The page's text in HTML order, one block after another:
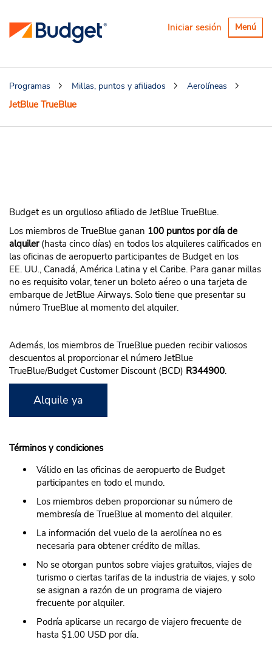
Alternar
Menú
Iniciar sesión
Programas Millas, puntos y afiliados Aerolíneas
JetBlue TrueBlue
Budget es un orgulloso afiliado de JetBlue TrueBlue.
Los miembros de TrueBlue ganan 100 puntos por día de
alquiler(hasta cinco días) en todos los alquileres calificados en
las oficinas de aeropuerto participantes de Budget en los
EE. UU., Canadá, América Latina y el Caribe. Para ganar millas
no es requisito volar, tener un boleto aéreo o una tarjeta de
embarque de JetBlue Airways. Solo tiene que presentar su
número TrueBlue al momento del alquiler.
Además, los miembros de TrueBlue pueden recibir valiosos
descuentos al proporcionar el número JetBlue
TrueBlue/Budget Customer Discount (BCD) R344900.
Alquile ya
Términos y condiciones
Válido en las oficinas de aeropuerto de Budget
participantes en todo el mundo.
Los miembros deben proporcionar su número de
membresía de TrueBlue al momento del alquiler.
La información del vuelo de la aerolínea no es
necesaria para obtener crédito de millas.
No se otorgan puntos sobre viajes gratuitos, viajes de
turismo o ciertas tarifas de la industria de viajes, y solo
se asignan a razón de un programa de viajero
frecuente por alquiler.
Podría aplicarse un recargo de viajero frecuente de
hasta $1.00 USD por día.